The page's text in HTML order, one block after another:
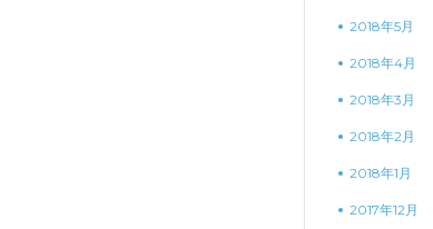
2018年5月
2018年4月
2018年3月
2018年2月
2018年1月
2017年12月